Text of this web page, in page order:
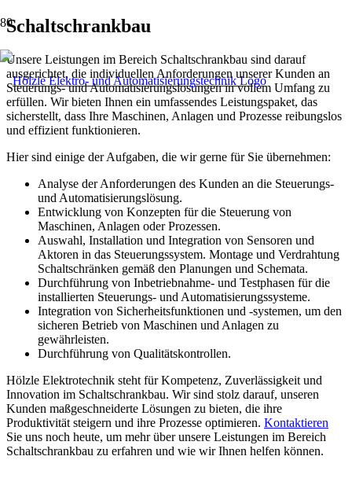
Schaltschrankbau
Unsere Leistungen im Bereich Schaltschrankbau sind darauf
ausgerichtet, die individuellen Anforderungen unserer Kunden an
Steuerungs- und Automatisierungslösungen in vollem Umfang zu
erfüllen. Wir bieten Ihnen ein umfassendes Leistungspaket, das
sicherstellt, dass Ihre Maschinen, Anlagen und Prozesse reibungslos
und effizient funktionieren.
Hier sind einige der Aufgaben, die wir gerne für Sie übernehmen:
Analyse der Anforderungen des Kunden an die Steuerungs-
und Automatisierungslösung.
Entwicklung von Konzepten für die Steuerung von
Maschinen, Anlagen oder Prozessen.
Auswahl, Installation und Integration von Sensoren und
Aktoren in das Steuerungssystem. Montage und Verdrahtung
Schaltschränken gemäß den Planungen und Schemata.
Durchführung von Inbetriebnahme- und Testphasen für die
installierten Steuerungs- und Automatisierungssysteme.
Integration von Sicherheitsfunktionen und -systemen, um den
sicheren Betrieb von Maschinen und Anlagen zu
gewährleisten.
Durchführung von Qualitätskontrollen.
Hölzle Elektrotechnik steht für Kompetenz, Zuverlässigkeit und
Innovation im Schaltschrankbau. Wir sind stolz darauf, unseren
Kunden maßgeschneiderte Lösungen zu bieten, die ihre
Produktivität steigern und ihre Prozesse optimieren. Kontaktieren
Sie uns noch heute, um mehr über unsere Leistungen im Bereich
Schaltschrankbau zu erfahren und wie wir Ihnen helfen können.